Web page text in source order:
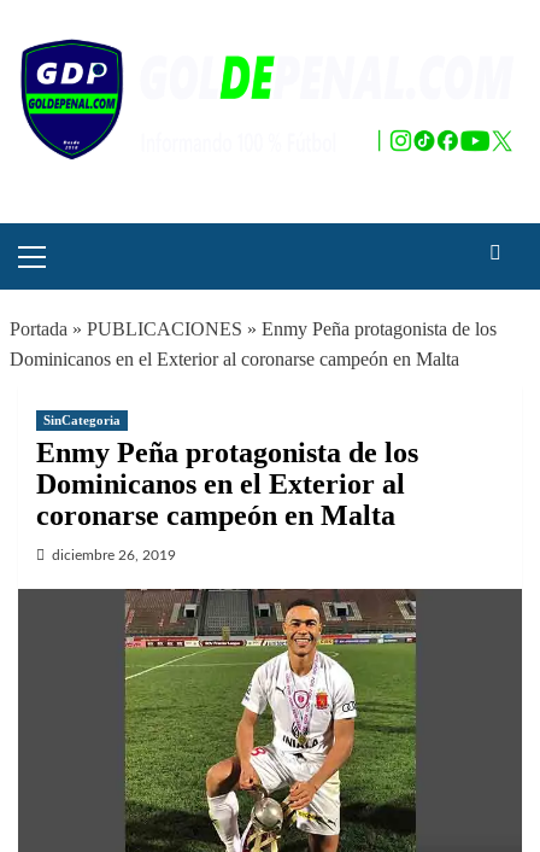
contenido
principal
Portada » PUBLICACIONES » Enmy Peña protagonista de los
Dominicanos en el Exterior al coronarse campeón en Malta
SinCategoria
Enmy Peña protagonista de los
Dominicanos en el Exterior al
coronarse campeón en Malta
diciembre 26, 2019